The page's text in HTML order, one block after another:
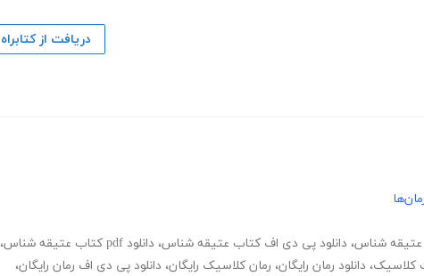
دریافت از کتابراه
عتیقه شناس، دانلود پی دی اف کتاب عتیقه شناس، دانلود pdf کتاب عتیقه شناس
،
کلاسیک، دانلود رمان رایگان، رمان کلاسیک رایگان، دانلود پی دی اف رمان رایگان،